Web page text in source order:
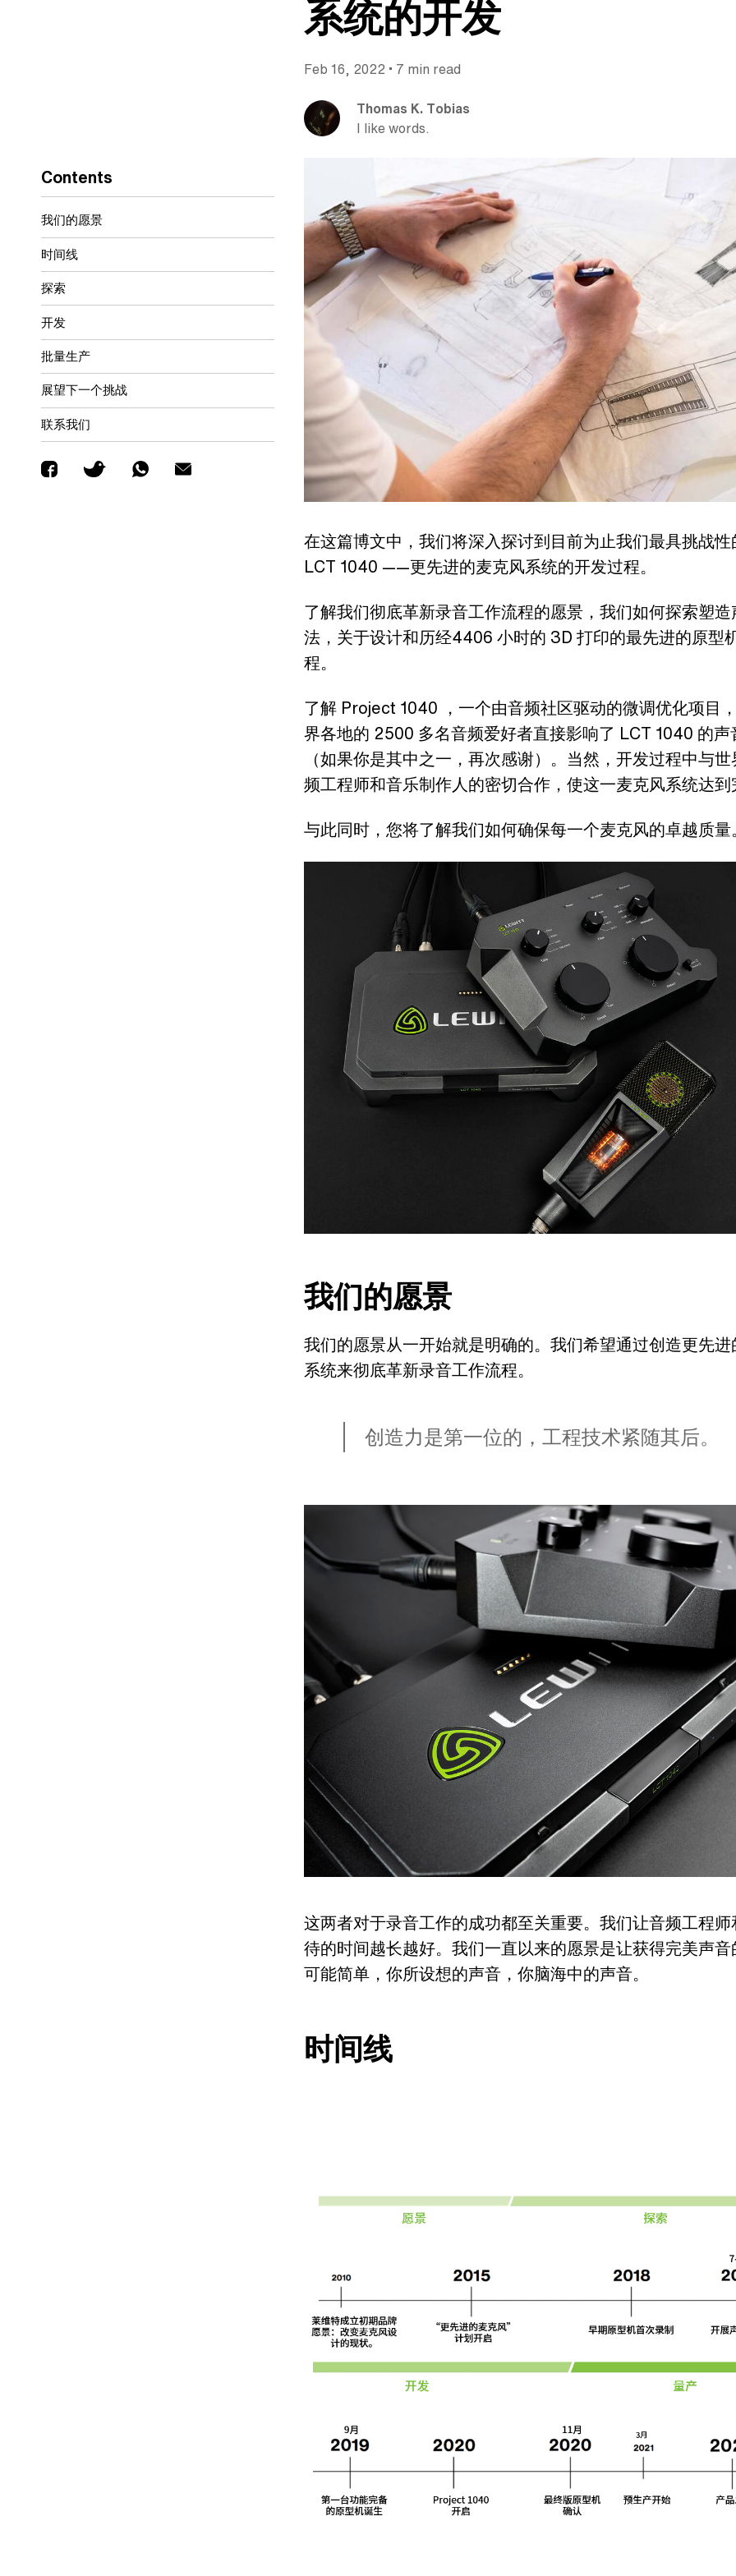
系统的开发
Feb 16, 2022 • 7 min read
Thomas K. Tobias
I like words.
Contents
我们的愿景
时间线
探索
开发
批量生产
展望下一个挑战
联系我们
在这篇博文中，我们将深入探讨到目前为止我们最具挑战
LCT 1040 ——更先进的麦克风系统的开发过程。
了解我们彻底革新录音工作流程的愿景，我们如何探索塑
法，关于设计和历经4406 小时的 3D 打印的最先进的原型
程。
了解 Project 1040 ，一个由音频社区驱动的微调优化项目
界各地的 2500 多名音频爱好者直接影响了 LCT 1040 的声
（如果你是其中之一，再次感谢）。当然，开发过程中与
频工程师和音乐制作人的密切合作，使这一麦克风系统达
与此同时，您将了解我们如何确保每一个麦克风的卓越质量
我们的愿景
我们的愿景从一开始就是明确的。我们希望通过创造更先
系统来彻底革新录音工作流程。
创造力是第一位的，工程技术紧随其后。
这两者对于录音工作的成功都至关重要。我们让音频工程
待的时间越长越好。我们一直以来的愿景是让获得完美声
可能简单，你所设想的声音，你脑海中的声音。
时间线